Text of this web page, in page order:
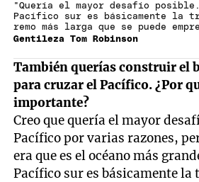
Gentileza Tom Robinson
"Quería el mayor desafío
Pacífico sur es básicamente la
remo más larga que se puede
También querías construir el
para cruzar el Pacífico. ¿Por
importante?
Creo que quería el mayor
Pacífico por varias razones,
era que es el océano más
Pacífico sur es básicamente la